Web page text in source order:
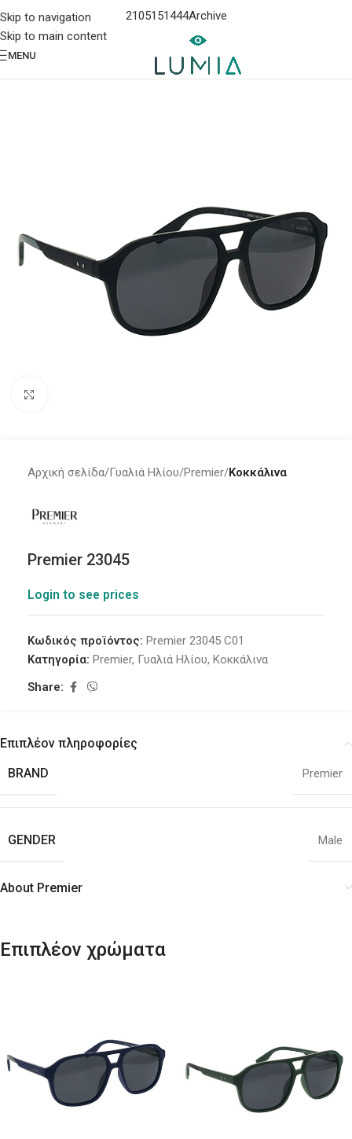
Skip to navigation
Skip to main content
2105151444Archive
MENU
Αρχική σελίδα Γυαλιά Ηλίου Premier Κοκκάλινα
Premier 23045
Login to see prices
Κωδικός προϊόντος: Premier 23045 C01
Κατηγορία: Premier, Γυαλιά Ηλίου, Κοκκάλινα
Share:
Επιπλέον πληροφορίες
BRAND
Premier
GENDER Male
About Premier
Επιπλέον χρώματα